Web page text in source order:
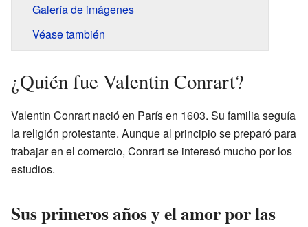
Galería de imágenes
Véase también
¿Quién fue Valentin Conrart?
Valentin Conrart nació en París en 1603. Su familia seguía
la religión protestante. Aunque al principio se preparó para
trabajar en el comercio, Conrart se interesó mucho por los
estudios.
Sus primeros años y el amor por las